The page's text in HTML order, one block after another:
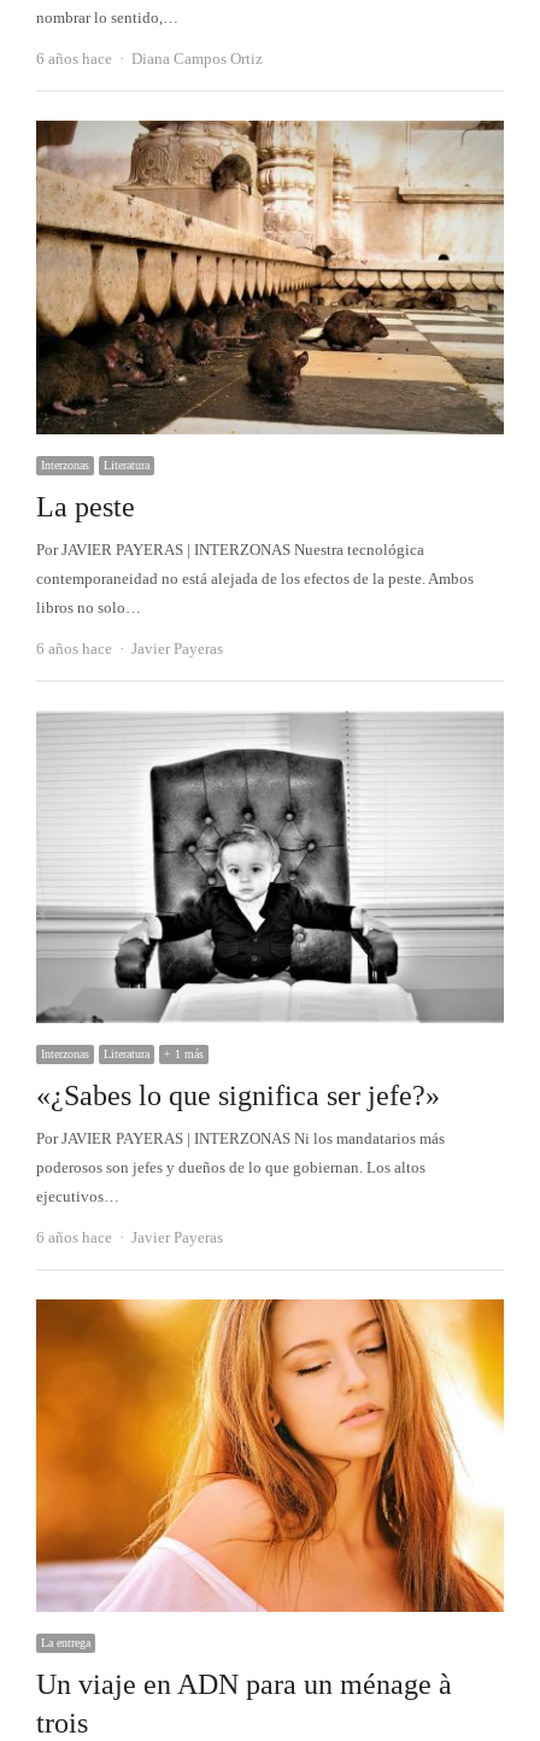
nombrar lo sentido,…
6 años hace Autor
Diana Campos Ortiz
Interzonas Literatura
La peste
Por JAVIER PAYERAS | INTERZONAS Nuestra tecnológica
contemporaneidad no está alejada de los efectos de la peste. Ambos
libros no solo…
6 años hace Autor
Javier Payeras
Interzonas Literatura + 1 más
«¿Sabes lo que significa ser jefe?»
Por JAVIER PAYERAS | INTERZONAS Ni los mandatarios más
poderosos son jefes y dueños de lo que gobiernan. Los altos
ejecutivos…
6 años hace Autor
Javier Payeras
La entrega
Un viaje en ADN para un ménage à
trois